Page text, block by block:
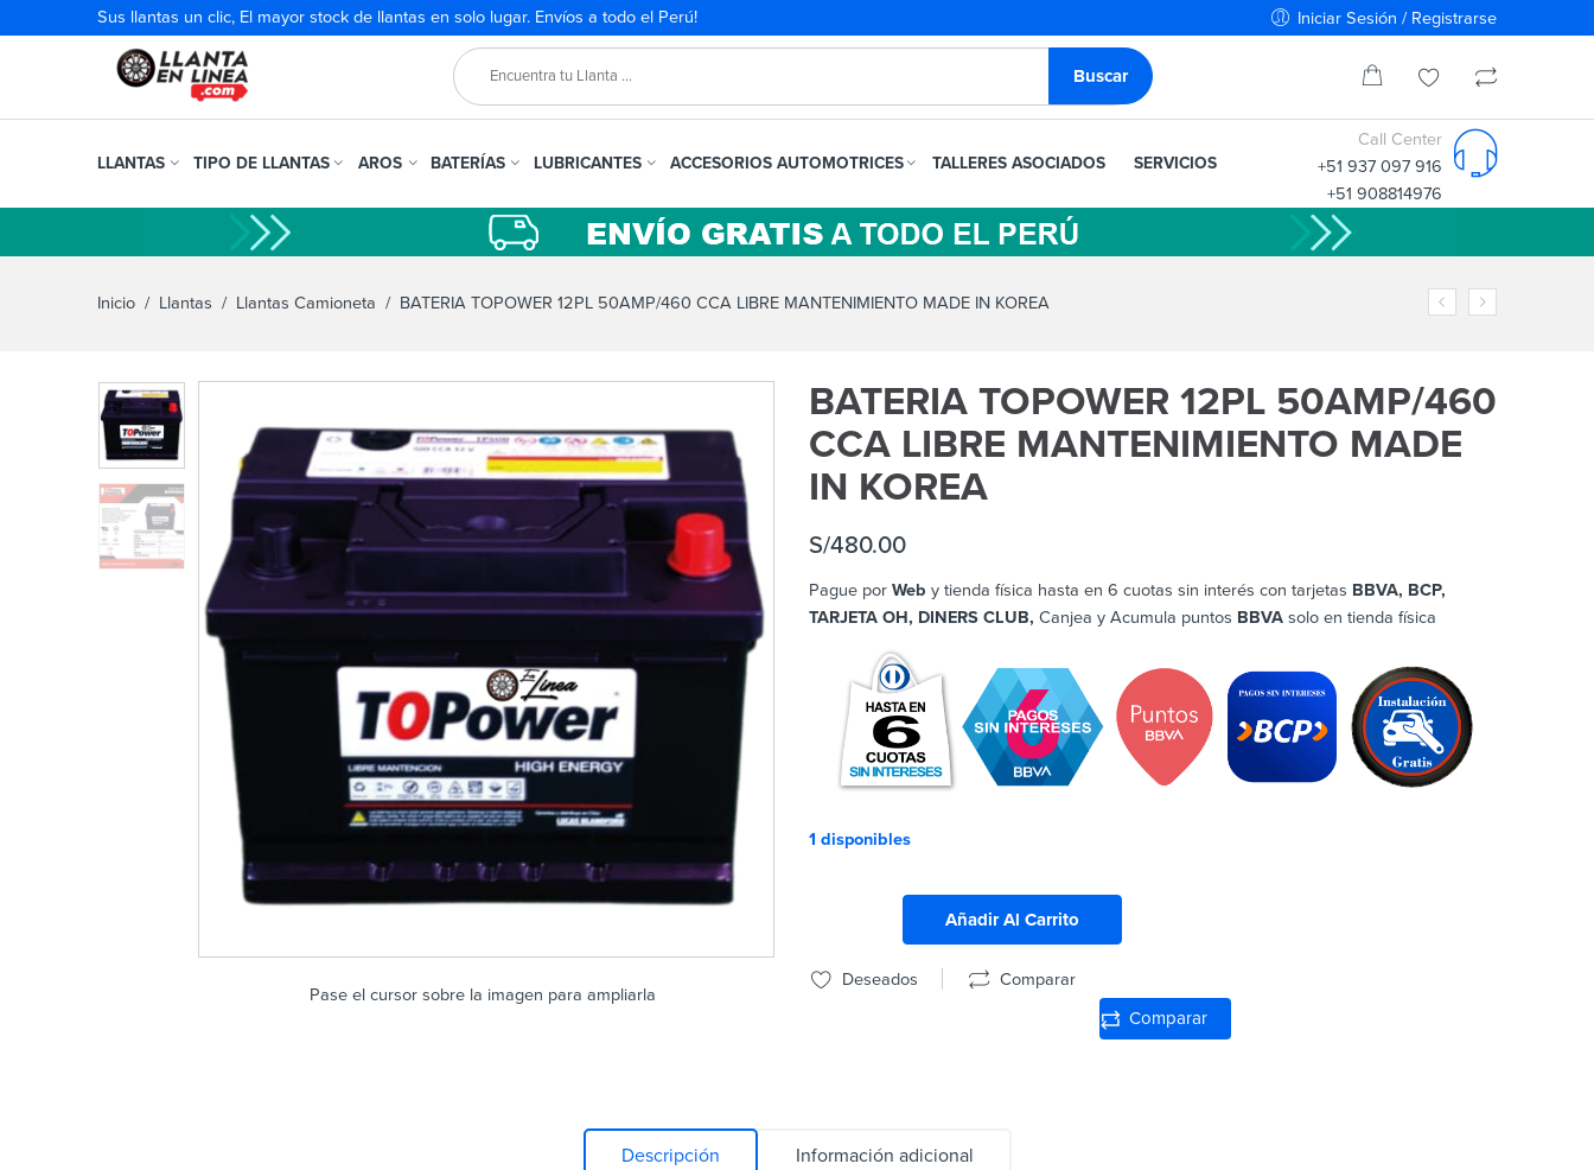
Sus llantas un clic, El mayor stock de llantas en solo lugar. Envíos a todo el Perú! Iniciar Sesión / Registrarse
LLANTAS TIPO DE LLANTAS AROS BATERÍAS LUBRICANTES ACCESORIOS AUTOMOTRICES TALLERES ASOCIADOS SERVICIOS
Call Center
+51 937 097 916
+51 908814976
Inicio / Llantas / Llantas Camioneta / BATERIA TOPOWER 12PL 50AMP/460 CCA LIBRE MANTENIMIENTO MADE IN KOREA
Pase el cursor sobre la imagen para ampliarla
BATERIA TOPOWER 12PL 50AMP/460
CCA LIBRE MANTENIMIENTO MADE
IN KOREA
S/480.00
Pague por Web y tienda física hasta en 6 cuotas sin interés con tarjetas BBVA, BCP,
TARJETA OH, DINERS CLUB, Canjea y Acumula puntos BBVA solo en tienda física
1 disponibles
Añadir Al Carrito
Deseados Comparar
Comparar
Descripción Información adicional